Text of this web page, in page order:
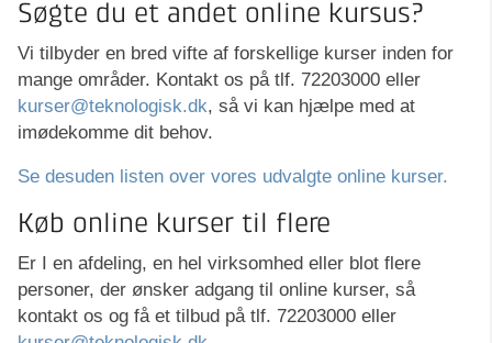
Søgte du et andet online kursus?
Vi tilbyder en bred vifte af forskellige kurser inden for
mange områder. Kontakt os på tlf. 72203000 eller
kurser@teknologisk.dk, så vi kan hjælpe med at
imødekomme dit behov.
Se desuden listen over vores udvalgte online kurser.
Køb online kurser til flere
Er I en afdeling, en hel virksomhed eller blot flere
personer, der ønsker adgang til online kurser, så
kontakt os og få et tilbud på tlf. 72203000 eller